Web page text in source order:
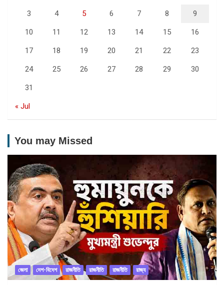
3 4 5 6 7 8 9
10 11 12 13 14 15 16
17 18 19 20 21 22 23
24 25 26 27 28 29 30
31
« Jul
You may Missed
জেলা দেশ-বিদেশ রাজনীতি রাজনীতি রাজনীতি রাজ্য